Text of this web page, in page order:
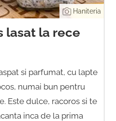
Haniteria
lasat la rece
si parfumat, cu lapte
numai bun pentru
Este dulce, racoros si te
inca de la prima